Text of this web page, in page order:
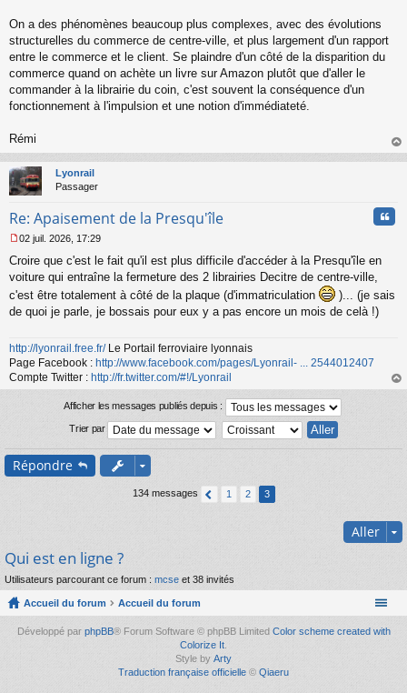
On a des phénomènes beaucoup plus complexes, avec des évolutions
structurelles du commerce de centre-ville, et plus largement d'un rapport
entre le commerce et le client. Se plaindre d'un côté de la disparition du
commerce quand on achète un livre sur Amazon plutôt que d'aller le
commander à la librairie du coin, c'est souvent la conséquence d'un
fonctionnement à l'impulsion et une notion d'immédiateté.
Rémi
au
Lyonrail
Passager
Re: Apaisement de la Presqu'île
e
s
a
g
n
o
n
l
02 juil. 2026, 17:29
Croire que c'est le fait qu'il est plus difficile d'accéder à la Presqu'île en
voiture qui entraîne la fermeture des 2 librairies Decitre de centre-ville,
c'est être totalement à côté de la plaque (d'immatriculation
)... (je sais
de quoi je parle, je bossais pour eux y a pas encore un mois de celà !)
http://lyonrail.free.fr/Le Portail ferroviaire lyonnais
Page Facebook : http://www.facebook.com/pages/Lyonrail- ... 2544012407
Compte Twitter : http://fr.twitter.com/#!/Lyonrail
au
Afficher les messages publiés depuis :
Trier par
Répondre
134 messages 1 2 3
Aller
Qui est en ligne ?
Utilisateurs parcourant ce forum : mcse et 38 invités
Accueil du forum Accueil du forum
Développé par phpBB® Forum Software © phpBB Limited Color scheme created with
Colorize It
Style by Arty
Traduction française officielle © Qiaeru